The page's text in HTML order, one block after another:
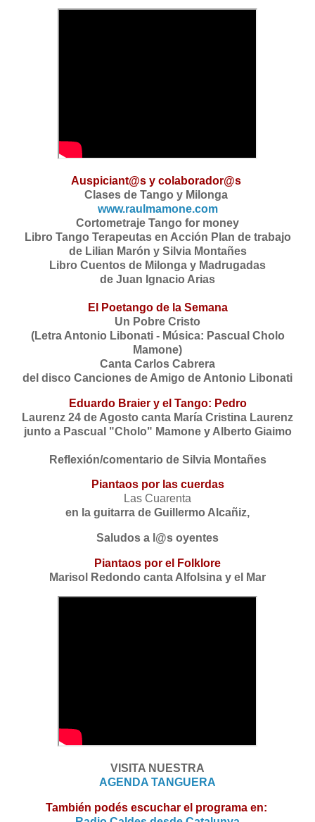
Auspiciant@s y colaborador@s
Clases de Tango y Milonga
⁠⁠www.raulmamone.com⁠⁠
Cortometraje Tango for money
Libro Tango Terapeutas en Acción Plan de trabajo
de Lilian Marón y Silvia Montañes
Libro Cuentos de Milonga y Madrugadas
de Juan Ignacio Arias
El Poetango de la Semana
Un Pobre Cristo
(Letra Antonio Libonati - Música: Pascual Cholo
Mamone)
Canta Carlos Cabrera
del disco Canciones de Amigo de Antonio Libonati
Eduardo Braier y el Tango: Pedro
Laurenz 24 de Agosto canta María Cristina Laurenz
junto a Pascual "Cholo" Mamone y Alberto Giaimo
Reflexión/comentario de Silvia Montañes
Piantaos por las cuerdas
Las Cuarenta
en la guitarra de Guillermo Alcañiz,
Saludos a l@s oyentes
Piantaos por el Folklore
Marisol Redondo canta Alfolsina y el Mar
VISITA NUESTRA
AGENDA TANGUERA
También podés escuchar el programa en: